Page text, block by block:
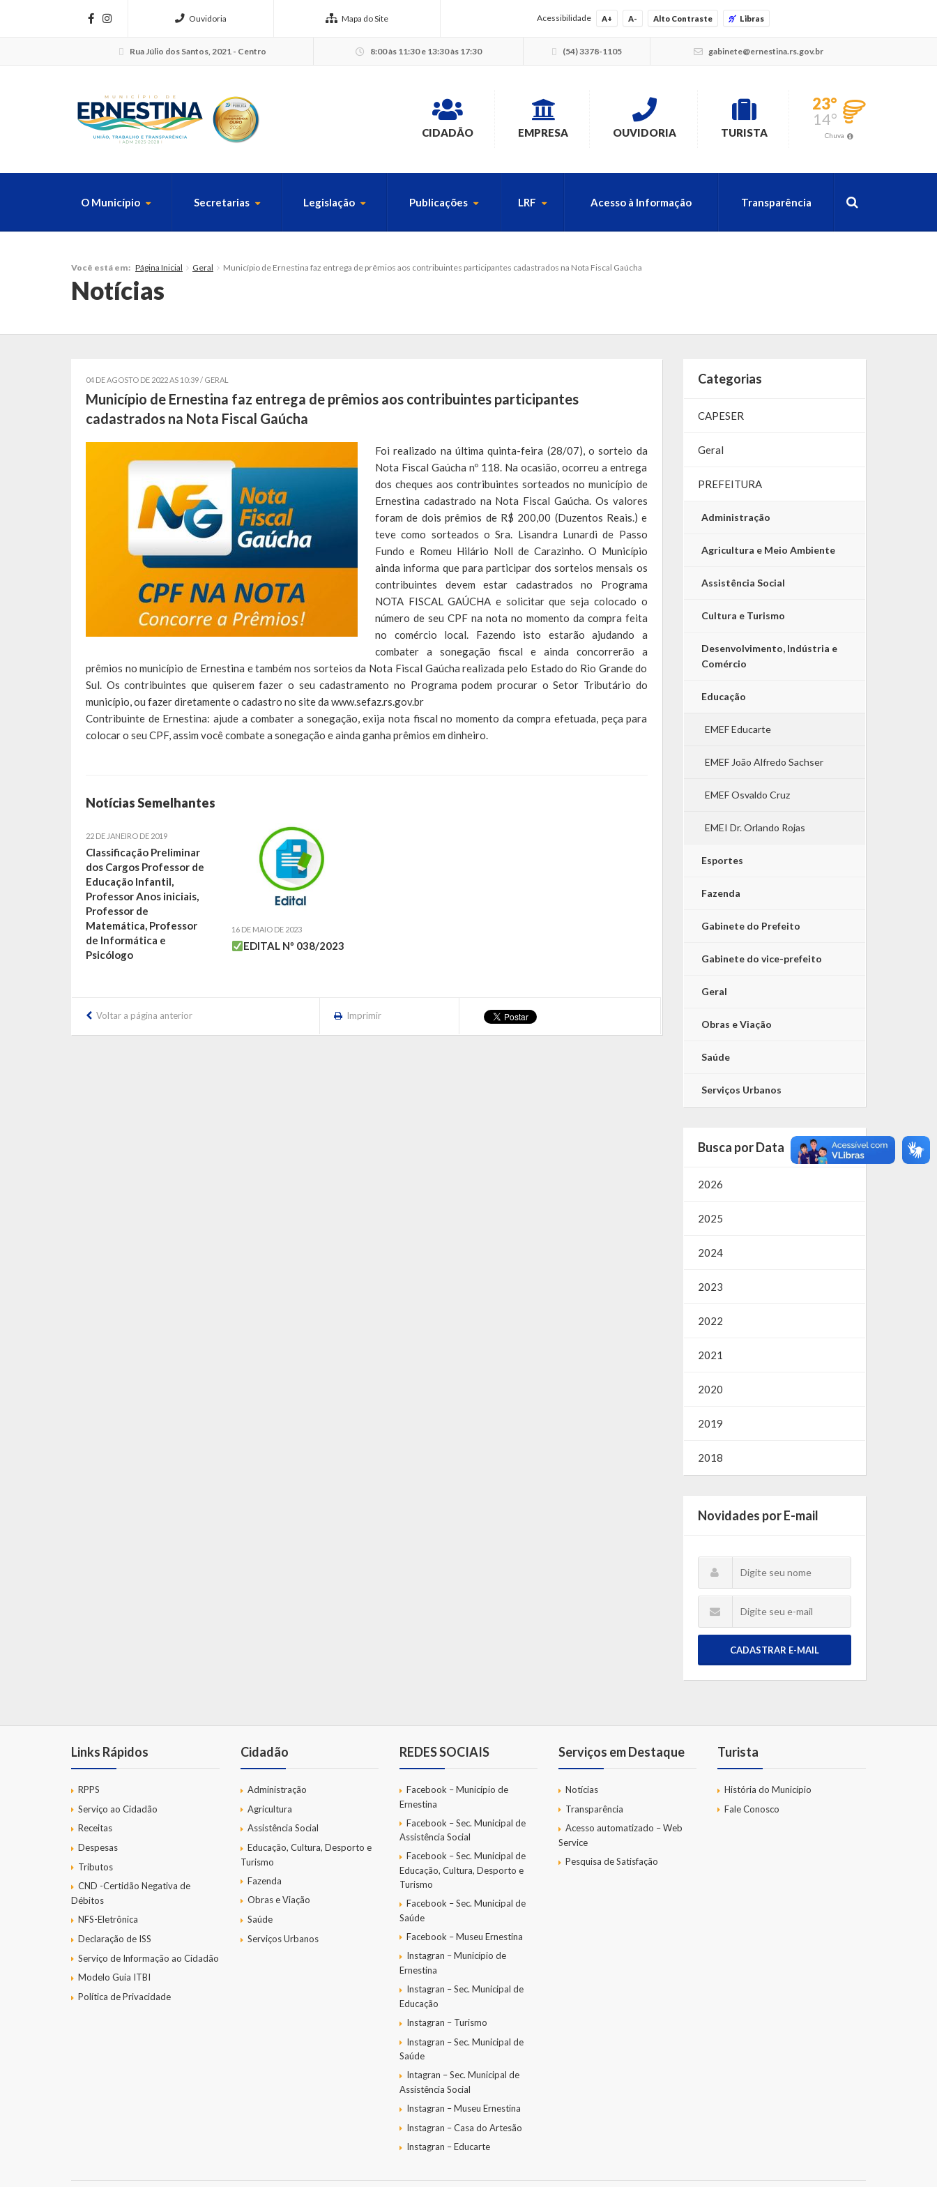
Ouvidoria Mapa do Site Acessibilidade A+ A- Alto Contraste Libras
Rua Júlio dos Santos, 2021 - Centro 8:00 às 11:30 e 13:30 às 17:30 (54) 3378-1105 gabinete@ernestina.rs.gov.br
CIDADÃO EMPRESA OUVIDORIA TURISTA
23°
14°
Chuva
O Município Secretarias Legislação Publicações LRF Acesso à Informação Transparência
Você está em: Página Inicial Geral Município de Ernestina faz entrega de prêmios aos contribuintes participantes cadastrados na Nota Fiscal Gaúcha
Notícias
04 DE AGOSTO DE 2022 AS 10:39 / GERAL
Município de Ernestina faz entrega de prêmios aos contribuintes participantes
cadastrados na Nota Fiscal Gaúcha
Foi realizado na última quinta-feira (28/07), o sorteio da
Nota Fiscal Gaúcha nº 118. Na ocasião, ocorreu a entrega
dos cheques aos contribuintes sorteados no município de
Ernestina cadastrado na Nota Fiscal Gaúcha. Os valores
foram de dois prêmios de R$ 200,00 (Duzentos Reais.) e
teve como sorteados o Sra. Lisandra Lunardi de Passo
Fundo e Romeu Hilário Noll de Carazinho. O Município
ainda informa que para participar dos sorteios mensais os
contribuintes devem estar cadastrados no Programa
NOTA FISCAL GAÚCHA e solicitar que seja colocado o
número de seu CPF na nota no momento da compra feita
no comércio local. Fazendo isto estarão ajudando a
combater a sonegação fiscal e ainda concorrerão a
prêmios no município de Ernestina e também nos sorteios da Nota Fiscal Gaúcha realizada pelo Estado do Rio Grande do
Sul. Os contribuintes que quiserem fazer o seu cadastramento no Programa podem procurar o Setor Tributário do
município, ou fazer diretamente o cadastro no site da www.sefaz.rs.gov.br
Contribuinte de Ernestina: ajude a combater a sonegação, exija nota fiscal no momento da compra efetuada, peça para
colocar o seu CPF, assim você combate a sonegação e ainda ganha prêmios em dinheiro.
Notícias Semelhantes
22 DE JANEIRO DE 2019
Classificação Preliminar
dos Cargos Professor de
Educação Infantil,
Professor Anos iniciais,
Professor de
Matemática, Professor
de Informática e
Psicólogo
16 DE MAIO DE 2023
EDITAL Nº 038/2023
Voltar a página anterior Imprimir
Categorias
CAPESER
Geral
PREFEITURA
Administração
Agricultura e Meio Ambiente
Assistência Social
Cultura e Turismo
Desenvolvimento, Indústria e
Comércio
Educação
EMEF Educarte
EMEF João Alfredo Sachser
EMEF Osvaldo Cruz
EMEI Dr. Orlando Rojas
Esportes
Fazenda
Gabinete do Prefeito
Gabinete do vice-prefeito
Geral
Obras e Viação
Saúde
Serviços Urbanos
Busca por Data
2026
2025
2024
2023
2022
2021
2020
2019
2018
Novidades por E-mail
CADASTRAR E-MAIL
Links Rápidos
RPPS
Serviço ao Cidadão
Receitas
Despesas
Tributos
CND -Certidão Negativa de
Débitos
NFS-Eletrônica
Declaração de ISS
Serviço de Informação ao Cidadão
Modelo Guia ITBI
Política de Privacidade
Cidadão
Administração
Agricultura
Assistência Social
Educação, Cultura, Desporto e
Turismo
Fazenda
Obras e Viação
Saúde
Serviços Urbanos
REDES SOCIAIS
Facebook – Município de
Ernestina
Facebook – Sec. Municipal de
Assistência Social
Facebook – Sec. Municipal de
Educação, Cultura, Desporto e
Turismo
Facebook – Sec. Municipal de
Saúde
Facebook – Museu Ernestina
Instagran – Município de
Ernestina
Instagran – Sec. Municipal de
Educação
Instagran – Turismo
Instagran – Sec. Municipal de
Saúde
Intagran – Sec. Municipal de
Assistência Social
Instagran – Museu Ernestina
Instagran – Casa do Artesão
Instagran – Educarte
Serviços em Destaque
Notícias
Transparência
Acesso automatizado – Web
Service
Pesquisa de Satisfação
Turista
História do Município
Fale Conosco